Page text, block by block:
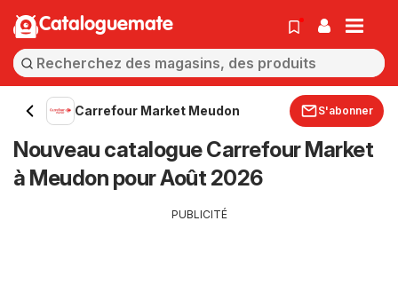
Cataloguemate
Carrefour Market Meudon S'abonner
Nouveau catalogue Carrefour Market
à Meudon pour Août 2026
PUBLICITÉ